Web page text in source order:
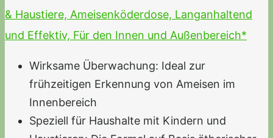
& Haustiere, Ameisenköderdose, Langanhaltend
und Effektiv, Für den Innen und Außenbereich*
Wirksame Überwachung: Ideal zur
frühzeitigen Erkennung von Ameisen im
Innenbereich
Speziell für Haushalte mit Kindern und